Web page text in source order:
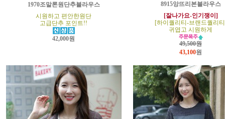
1970조말론원단추블라우스
시원하고 편안한원단
고급단추 포인트!!
42,000원
8915앙뜨리본블라우스
[잘나가요-인기쟁이]
[하이퀄리티-브랜드퀄리
귀엽고 시원하게
49,500원
43,100원